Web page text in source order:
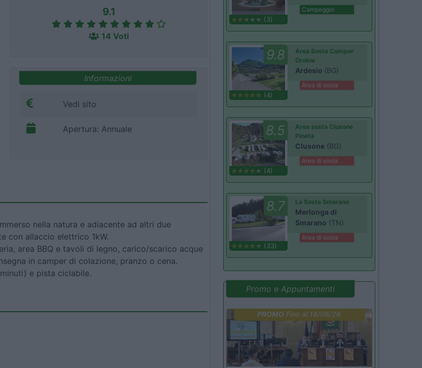
9.1
14 Voti
Informazioni
Vedi sito
Apertura: Annuale
nella natura e adiacente ad altri due
con allaccio elettrico 1kW.
area BBQ e tavoli di legno, carico/scarico acque
in camper di colazione, pranzo o cena.
e pista ciclabile.
(3)
Campeggio
9.8
(4)
Area Sosta Camper
Orobie
Ardesio (BG)
Area di sosta
8.5
(4)
Area sosta Clusone
Pineta
Clusone (BG)
Area di sosta
8.7
(33)
La Sosta Smarano
Merlonga di
Smarano (TN)
Area di sosta
Promo e Appuntamenti
PROMO Fino al 18/08/26